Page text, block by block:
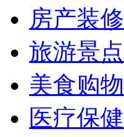
房产装修
旅游景点
美食购物
医疗保健